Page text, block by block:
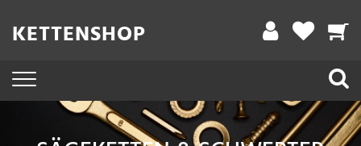
KETTENSHOP
Filter
A